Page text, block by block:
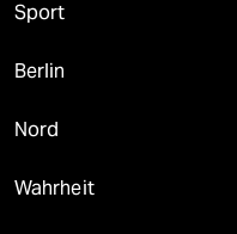
Sport
Berlin
Nord
Wahrheit